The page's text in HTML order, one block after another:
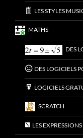
LES STYLES
MATHS
DES
DES LOGICIELS
LOGICIELS
SCRATCH
LES